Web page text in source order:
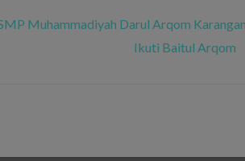
Muhammadiyah Darul Arqom
Ikuti Baitul Arqom